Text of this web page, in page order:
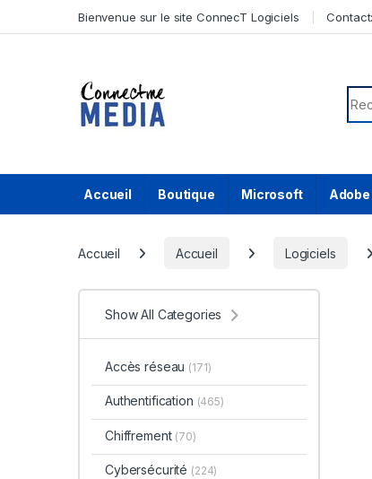
Bienvenue sur le site ConnecT Logiciels
Accueil Boutique Microsoft Adobe
Accueil Accueil Logiciels
Show All Categories
Accès réseau (171)
Authentification (465)
Chiffrement (70)
Cybersécurité (224)